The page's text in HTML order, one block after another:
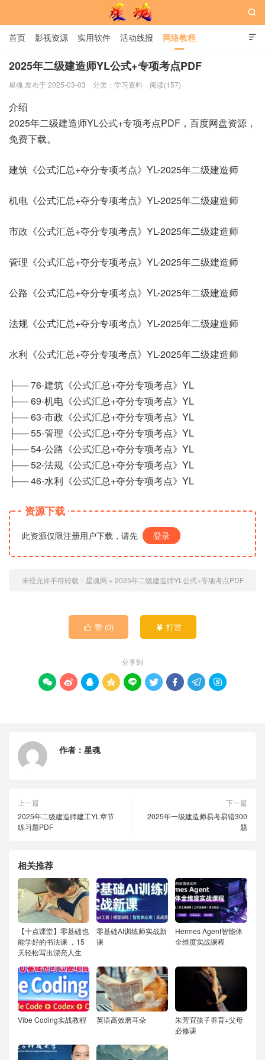

首页 影视资源 实用软件 活动线报 网络教程
用户中心 书籍 娱乐

2025年二级建造师YL公式+专项考点PDF
星魂 发布于 2025-03-03 分类： 学习资料 阅读(157)
介绍
2025年二级建造师YL公式+专项考点PDF，百度网盘资源，
免费下载。
建筑《公式汇总+夺分专项考点》YL-2025年二级建造师
机电《公式汇总+夺分专项考点》YL-2025年二级建造师
市政《公式汇总+夺分专项考点》YL-2025年二级建造师
管理《公式汇总+夺分专项考点》YL-2025年二级建造师
公路《公式汇总+夺分专项考点》YL-2025年二级建造师
法规《公式汇总+夺分专项考点》YL-2025年二级建造师
水利《公式汇总+夺分专项考点》YL-2025年二级建造师
├── 76-建筑《公式汇总+夺分专项考点》YL
├── 69-机电《公式汇总+夺分专项考点》YL
├── 63-市政《公式汇总+夺分专项考点》YL
├── 55-管理《公式汇总+夺分专项考点》YL
├── 54-公路《公式汇总+夺分专项考点》YL
├── 52-法规《公式汇总+夺分专项考点》YL
├── 46-水利《公式汇总+夺分专项考点》YL
资源下载
此资源仅限注册用户下载，请先 登录
未经允许不得转载： 星魂网 » 2025年二级建造师YL公式+专项考点PDF
 赞 (0)  打赏
分享到
        
作者： 星魂
上一篇
2025年二级建造师建工YL章节
练习题PDF
下一篇
2025年一级建造师易考易错300
题
相关推荐
【十点课堂】零基础也
能学好的书法课 ，15
天轻松写出漂亮人生
零基础AI训练师实战新
课
Hermes Agent智能体
全维度实战课程
Vibe Coding实战教程 英语高效磨耳朵
朱芳宜孩子养育+父母
必修课